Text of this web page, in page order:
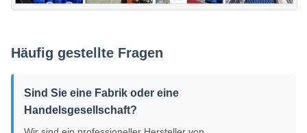
Häufig gestellte Fragen
Sind Sie eine Fabrik oder eine
Handelsgesellschaft?